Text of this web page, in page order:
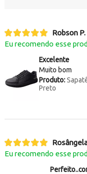
Robson P.
Eu recomendo esse
Excelente
Muito bom
Produto:
Preto
Eu recomendo esse